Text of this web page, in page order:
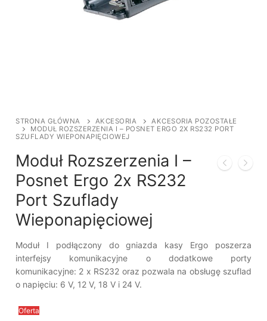
STRONA GŁÓWNA AKCESORIA
AKCESORIA POZOSTAŁE
MODUŁ ROZSZERZENIA I – POSNET ERGO 2X RS232 PORT
SZUFLADY WIEPONAPIĘCIOWEJ
Moduł Rozszerzenia I –
Posnet Ergo 2x RS232
Port Szuflady
Wieponapięciowej
Moduł I podłączony do gniazda kasy Ergo poszerza
interfejsy komunikacyjne o dodatkowe porty
komunikacyjne: 2 x RS232 oraz pozwala na obsługę szuflad
o napięciu: 6 V, 12 V, 18 V i 24 V.
Oferta